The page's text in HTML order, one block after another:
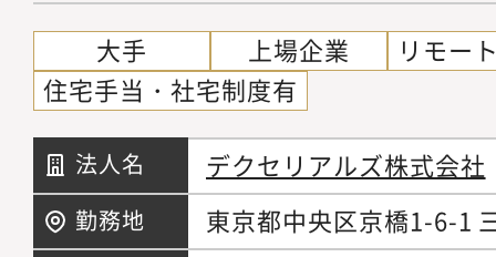
大手 上場企業
リモー
住宅手当・社宅制度有
法人名 デクセリアルズ株式会社
勤務地 東京都中央区京橋1-6-1